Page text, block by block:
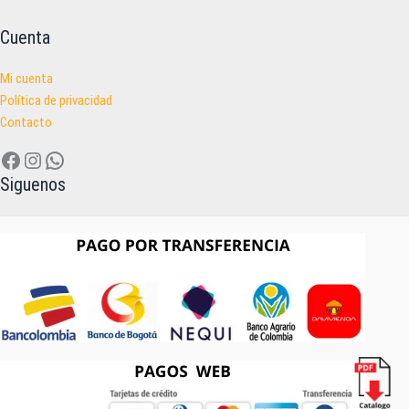
Cuenta
Mi cuenta
Política de privacidad
Contacto
Facebook
Instagram
WhatsApp
Siguenos